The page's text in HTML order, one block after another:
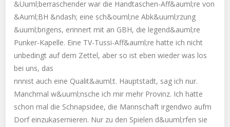
&Uuml;berraschender war die Handtaschen-Aff&auml;re von
&Auml;BH &ndash; eine sch&ouml;ne Abk&uuml;rzung
&uuml;brigens, erinnert mit an GBH, die legend&auml;re
Punker-Kapelle. Eine TV-Tussi-Aff&auml;re hatte ich nicht
unbedingt auf dem Zettel, aber so ist eben wieder was los
bei uns, das
nnnist auch eine Qualit&auml;t. Hauptstadt, sag ich nur.
Manchmal w&uuml;nsche ich mir mehr Provinz. Ich hatte
schon mal die Schnapsidee, die Mannschaft irgendwo aufm
Dorf einzukasernieren. Nur zu den Spielen d&uuml;rfen sie